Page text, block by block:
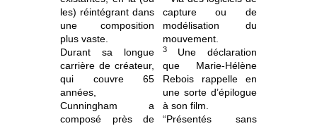
les) réintégrant dans
une composition
plus vaste.
Durant sa longue
carrière de créateur,
qui couvre 65
années,
Cunningham a
composé près de
capture ou de
modélisation du
mouvement.
3Une déclaration
que Marie-Hélène
Rebois rappelle en
une sorte d’épilogue
à son film.
“Présentés sans